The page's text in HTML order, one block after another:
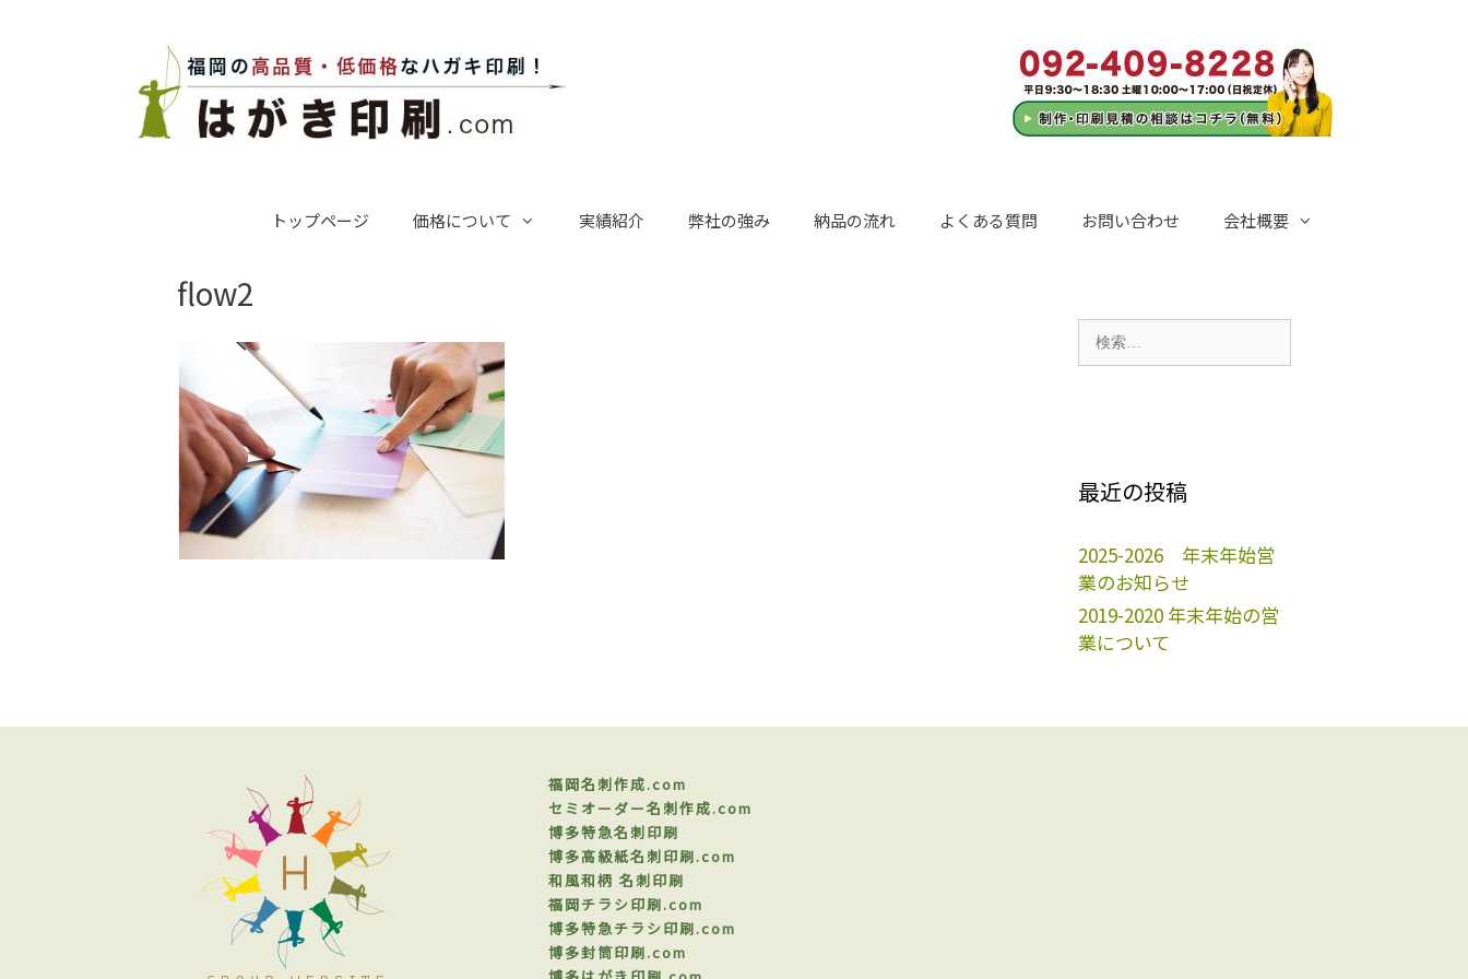
トップページ 価格について 実績紹介 弊社の強み 納品の流れ よくある質問 お問い合わせ 会社概要
flow2
索:
最近の投稿
2025-2026 年末年始営
業のお知らせ
2019-2020 年末年始の営
業について
福岡名刺作成.com
セミオーダー名刺作成.com
博多特急名刺印刷
博多高級紙名刺印刷.com
和風和柄 名刺印刷
福岡チラシ印刷.com
博多特急チラシ印刷.com
博多封筒印刷.com